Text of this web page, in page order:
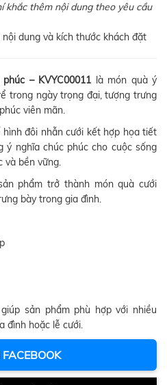
khắc thêm nội dung theo yêu cầu
dung và kích thước khách đặt
– KVYC00011 là món quà ý
trong ngày trọng đại, tượng trưng
viên mãn.
đôi nhẫn cưới kết hợp họa tiết
ý nghĩa chúc phúc cho cuộc sống
và bền vững.
phẩm trở thành món quà cưới
bày trong gia đình.
sản phẩm phù hợp với nhiều
đình hoặc lễ cưới.